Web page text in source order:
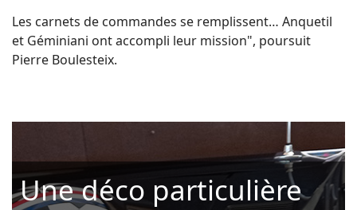
Les carnets de commandes se remplissent… Anquetil
et Géminiani ont accompli leur mission", poursuit
Pierre Boulesteix.
Une déco particulière